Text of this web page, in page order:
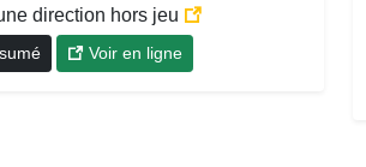
direction hors jeu
Voir en ligne